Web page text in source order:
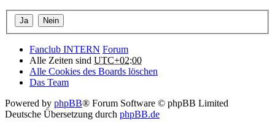
Fanclub INTERN Forum
Alle Zeiten sind UTC+02:00
Alle Cookies des Boards löschen
Das Team
Powered by phpBB® Forum Software © phpBB Limited
Deutsche Übersetzung durch phpBB.de